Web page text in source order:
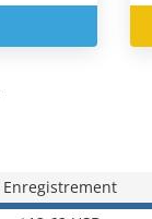
Enregistrement